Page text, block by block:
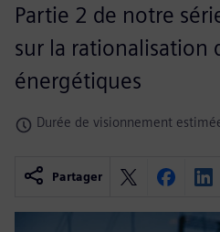
Partie 2 de notre
sur la rationalisation
énergétiques
Durée de visionnement
Partager